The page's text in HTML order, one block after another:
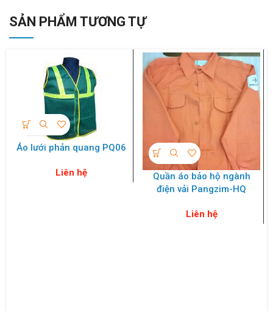
SẢN PHẨM TƯƠNG TỰ
Áo lưới phản quang PQ06
Liên hệ
Quần áo bảo hộ ngành
điện vải Pangzim-HQ
Liên hệ